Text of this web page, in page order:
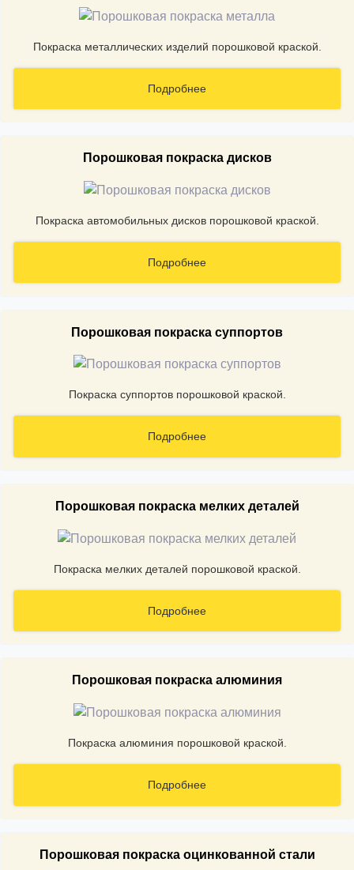
Покраска металлических изделий порошковой краской.
Подробнее
Порошковая покраска дисков
Покраска автомобильных дисков порошковой краской.
Подробнее
Порошковая покраска суппортов
Покраска суппортов порошковой краской.
Подробнее
Порошковая покраска мелких деталей
Покраска мелких деталей порошковой краской.
Подробнее
Порошковая покраска алюминия
Покраска алюминия порошковой краской.
Подробнее
Порошковая покраска оцинкованной стали